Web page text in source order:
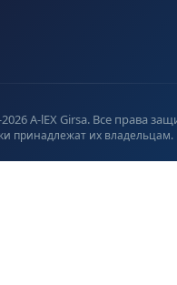
2026A-lEX Girsa. Все права
принадлежат их владельцам.